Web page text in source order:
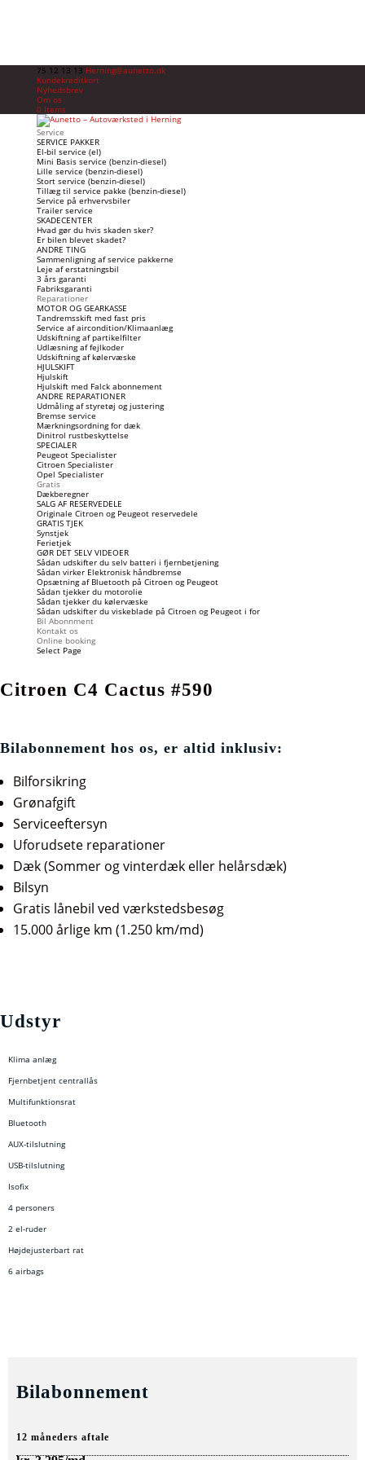
75 12 13 13 Herning@aunetto.dk
Kundekreditkort
Nyhedsbrev
Om os
0 Items
Service
SERVICE PAKKER
El-bil service (el)
Mini Basis service (benzin-diesel)
Lille service (benzin-diesel)
Stort service (benzin-diesel)
Tillæg til service pakke (benzin-diesel)
Service på erhvervsbiler
Trailer service
SKADECENTER
Hvad gør du hvis skaden sker?
Er bilen blevet skadet?
ANDRE TING
Sammenligning af service pakkerne
Leje af erstatningsbil
3 års garanti
Fabriksgaranti
Reparationer
MOTOR OG GEARKASSE
Tandremsskift med fast pris
Service af aircondition/Klimaanlæg
Udskiftning af partikelfilter
Udlæsning af fejlkoder
Udskiftning af kølervæske
HJULSKIFT
Hjulskift
Hjulskift med Falck abonnement
ANDRE REPARATIONER
Udmåling af styretøj og justering
Bremse service
Mærkningsordning for dæk
Dinitrol rustbeskyttelse
SPECIALER
Peugeot Specialister
Citroen Specialister
Opel Specialister
Gratis
Dækberegner
SALG AF RESERVEDELE
Originale Citroen og Peugeot reservedele
GRATIS TJEK
Synstjek
Ferietjek
GØR DET SELV VIDEOER
Sådan udskifter du selv batteri i fjernbetjening
Sådan virker Elektronisk håndbremse
Opsætning af Bluetooth på Citroen og Peugeot
Sådan tjekker du motorolie
Sådan tjekker du kølervæske
Sådan udskifter du viskeblade på Citroen og Peugeot i for
Bil Abonnment
Kontakt os
Online booking
Select Page
Citroen C4 Cactus #590
Bilabonnement hos os, er altid inklusiv:
Bilforsikring
Grønafgift
Serviceeftersyn
Uforudsete reparationer
Dæk (Sommer og vinterdæk eller helårsdæk)
Bilsyn
Gratis lånebil ved værkstedsbesøg
15.000 årlige km (1.250 km/md)
Udstyr
Klima anlæg
Fjernbetjent centrallås
Multifunktionsrat
Bluetooth
AUX-tilslutning
USB-tilslutning
Isofix
4 personers
2 el-ruder
Højdejusterbart rat
6 airbags
Bilabonnement
12 måneders aftale